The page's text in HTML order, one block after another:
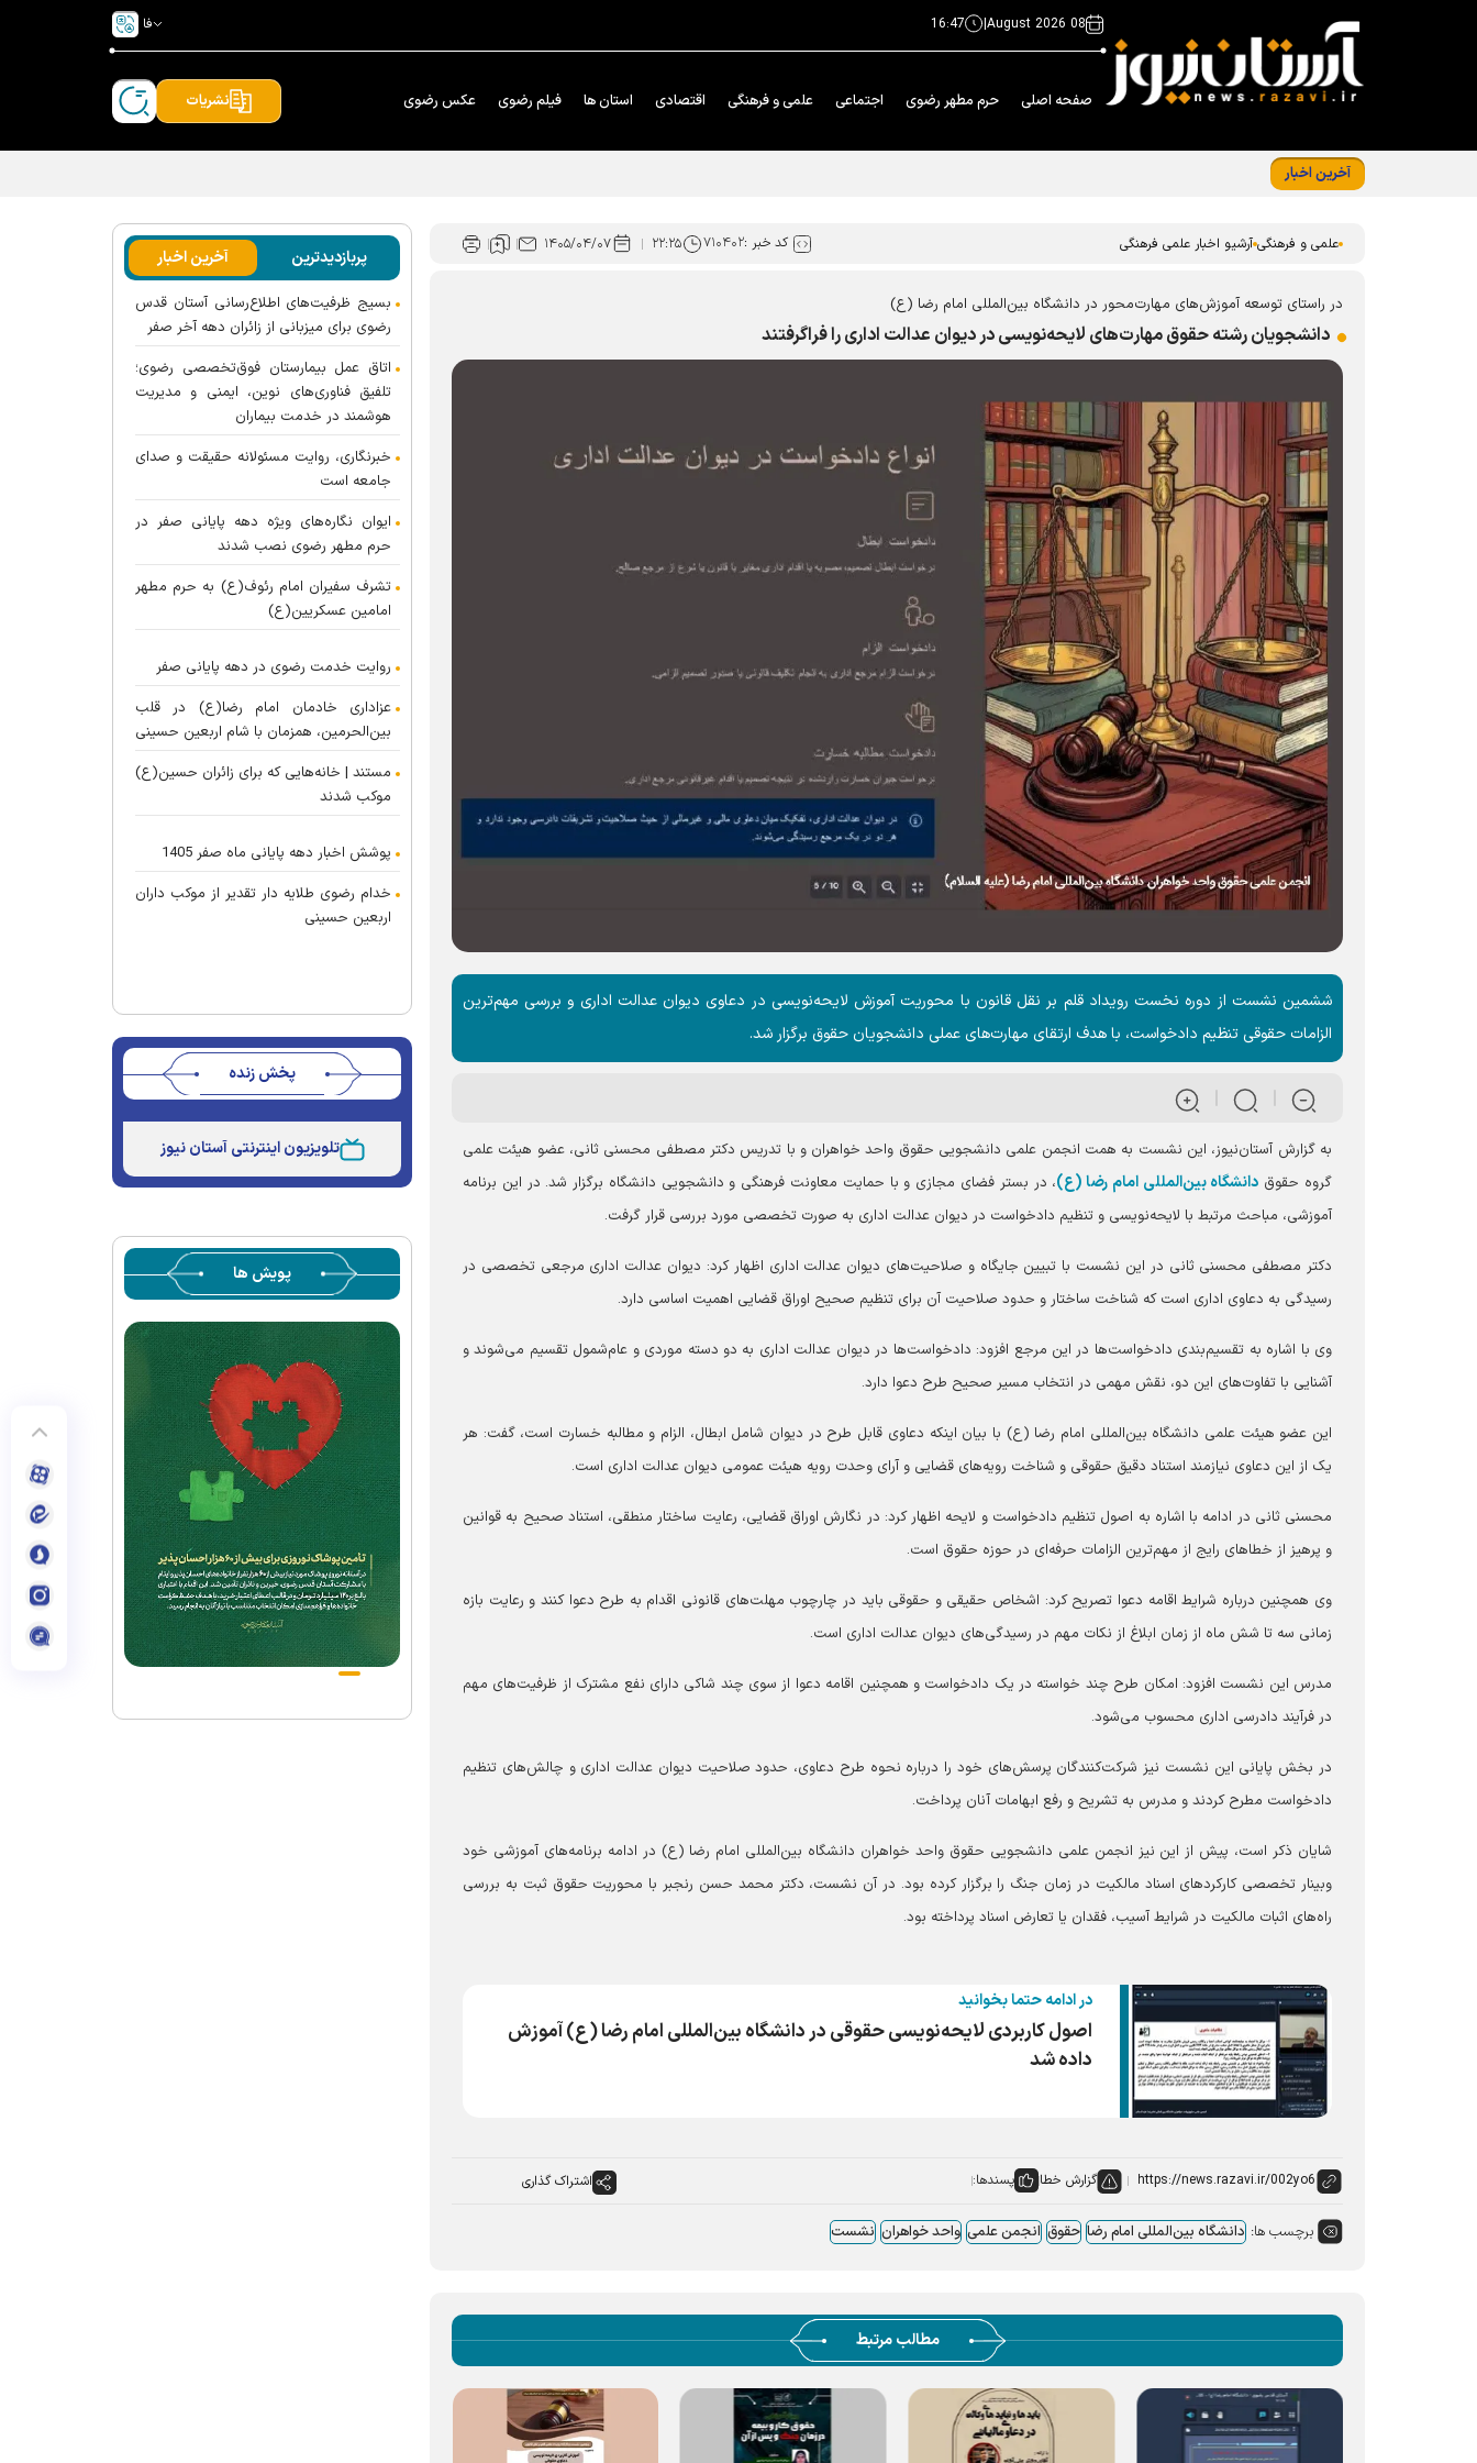
08 August 2026
|
16:47 فا
صفحه اصلی حرم مطهر رضوی اجتماعی علمی و فرهنگی اقتصادی استان ها فیلم رضوی عکس رضوی نشریات
آخرین اخبار
علمی و فرهنگی آرشیو اخبار علمی فرهنگی کد خبر :۷۱۰۴۰۲ ۲۲:۲۵ ۱۴۰۵/۰۴/۰۷
در راستای توسعه آموزش‌های مهارت‌محور در دانشگاه بین‌المللی امام رضا (ع)
دانشجویان رشته حقوق مهارت‌های لایحه‌نویسی در دیوان عدالت اداری را فراگرفتند
ششمین نشست از دوره نخست رویداد قلم بر نقل قانون با محوریت آموزش لایحه‌نویسی در دعاوی دیوان عدالت اداری و بررسی مهم‌ترین
الزامات حقوقی تنظیم دادخواست، با هدف ارتقای مهارت‌های عملی دانشجویان حقوق برگزار شد.
به گزارش آستان‌نیوز، این نشست به همت انجمن علمی دانشجویی حقوق واحد خواهران و با تدریس دکتر مصطفی محسنی ثانی، عضو هیئت علمی
گروه حقوق دانشگاه بین‌المللی امام رضا (ع)، در بستر فضای مجازی و با حمایت معاونت فرهنگی و دانشجویی دانشگاه برگزار شد. در این برنامه
آموزشی، مباحث مرتبط با لایحه‌نویسی و تنظیم دادخواست در دیوان عدالت اداری به صورت تخصصی مورد بررسی قرار گرفت.
دکتر مصطفی محسنی ثانی در این نشست با تبیین جایگاه و صلاحیت‌های دیوان عدالت اداری اظهار کرد: دیوان عدالت اداری مرجعی تخصصی در
رسیدگی به دعاوی اداری است که شناخت ساختار و حدود صلاحیت آن برای تنظیم صحیح اوراق قضایی اهمیت اساسی دارد.
وی با اشاره به تقسیم‌بندی دادخواست‌ها در این مرجع افزود: دادخواست‌ها در دیوان عدالت اداری به دو دسته موردی و عام‌شمول تقسیم می‌شوند و
آشنایی با تفاوت‌های این دو، نقش مهمی در انتخاب مسیر صحیح طرح دعوا دارد.
این عضو هیئت علمی دانشگاه بین‌المللی امام رضا (ع) با بیان اینکه دعاوی قابل طرح در دیوان شامل ابطال، الزام و مطالبه خسارت است، گفت: هر
یک از این دعاوی نیازمند استناد دقیق حقوقی و شناخت رویه‌های قضایی و آرای وحدت رویه هیئت عمومی دیوان عدالت اداری است.
محسنی ثانی در ادامه با اشاره به اصول تنظیم دادخواست و لایحه اظهار کرد: در نگارش اوراق قضایی، رعایت ساختار منطقی، استناد صحیح به قوانین
و پرهیز از خطا‌های رایج از مهم‌ترین الزامات حرفه‌ای در حوزه حقوق است.
وی همچنین درباره شرایط اقامه دعوا تصریح کرد: اشخاص حقیقی و حقوقی باید در چارچوب مهلت‌های قانونی اقدام به طرح دعوا کنند و رعایت بازه
زمانی سه تا شش ماه از زمان ابلاغ از نکات مهم در رسیدگی‌های دیوان عدالت اداری است.
مدرس این نشست افزود: امکان طرح چند خواسته در یک دادخواست و همچنین اقامه دعوا از سوی چند شاکی دارای نفع مشترک از ظرفیت‌های مهم
در فرآیند دادرسی اداری محسوب می‌شود.
در بخش پایانی این نشست نیز شرکت‌کنندگان پرسش‌های خود را درباره نحوه طرح دعاوی، حدود صلاحیت دیوان عدالت اداری و چالش‌های تنظیم
دادخواست مطرح کردند و مدرس به تشریح و رفع ابهامات آنان پرداخت.
شایان ذکر است، پیش از این نیز انجمن علمی دانشجویی حقوق واحد خواهران دانشگاه بین‌المللی امام رضا (ع) در ادامه برنامه‌های آموزشی خود
وبینار تخصصی کارکرد‌های اسناد مالکیت در زمان جنگ را برگزار کرده بود. در آن نشست، دکتر محمد حسن رنجبر با محوریت حقوق ثبت به بررسی
راه‌های اثبات مالکیت در شرایط آسیب، فقدان یا تعارض اسناد پرداخته بود.
در ادامه حتما بخوانید
اصول کاربردی لایحه‌نویسی حقوقی در دانشگاه بین‌المللی امام رضا (ع) آموزش
داده شد
گزارش خطا پسندها: اشتراک گذاری
برچسب ها: دانشگاه بین‌المللی امام رضا حقوق انجمن علمی واحد خواهران نشست
مطالب مرتبط
پربازدیدترین آخرین اخبار
بسیج ظرفیت‌های اطلاع‌رسانی آستان قدس
رضوی برای میزبانی از زائران دهه آخر صفر
اتاق عمل بیمارستان فوق‌تخصصی رضوی؛
تلفیق فناوری‌های نوین، ایمنی و مدیریت
هوشمند در خدمت بیماران
خبرنگاری، روایت مسئولانه حقیقت و صدای
جامعه است
ایوان نگاره‌های ویژه دهه پایانی صفر در
حرم مطهر رضوی نصب شدند
تشرف سفیران امام رئوف(ع) به حرم مطهر
امامین عسکریین(ع)
روایت خدمت رضوی در دهه پایانی صفر
عزاداری خادمان امام رضا(ع) در قلب
بین‌الحرمین، همزمان با شام اربعین حسینی
مستند | خانه‌هایی که برای زائران حسین(ع)
موکب شدند
پوشش اخبار دهه پایانی ماه صفر 1405
خدام رضوی طلایه دار تقدیر از موکب داران
اربعین حسینی
پخش زنده
تلویزیون اینترنتی آستان نیوز
پویش ها